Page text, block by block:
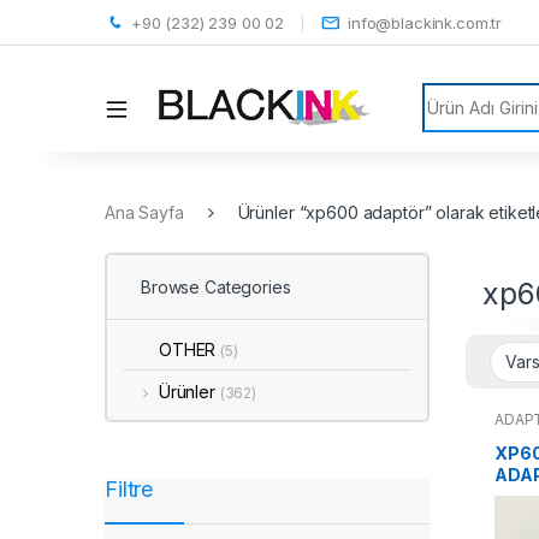
+90 (232) 239 00 02 info@blackink.com.tr
Search for:
Ana Sayfa Ürünler “xp600 adaptör” olarak
Browse Categories
OTHER (5)
Ürünler (362)
Filtre